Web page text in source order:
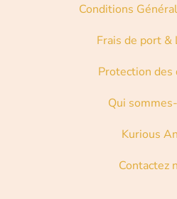
Conditions
Frais de port &
Protection des
Qui
Kurious
Contactez